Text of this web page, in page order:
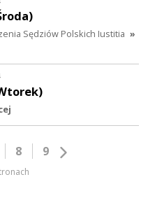
Sędziów Polskich Iustitia »
8 9